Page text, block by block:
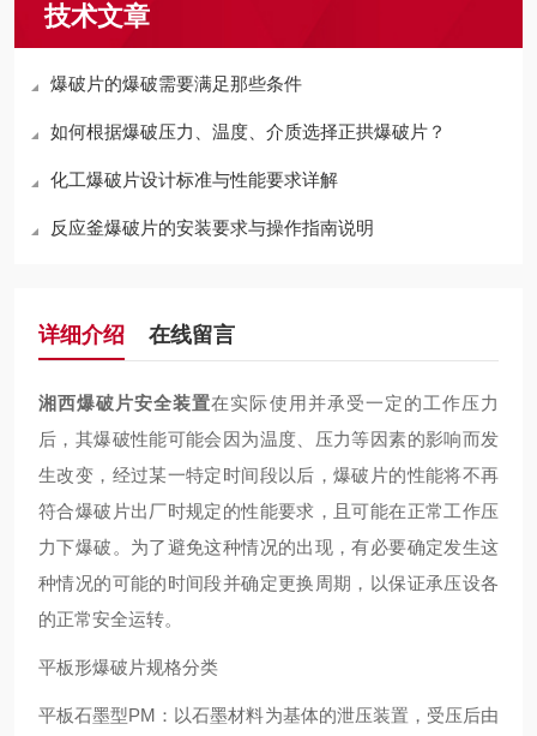
技术文章
爆破片的爆破需要满足那些条件
如何根据爆破压力、温度、介质选择正拱爆破片？
化工爆破片设计标准与性能要求详解
反应釜爆破片的安装要求与操作指南说明
详细介绍 在线留言
湘西爆破片安全装置在实际使用并承受一定的工作压力
后，其爆破性能可能会因为温度、压力等因素的影响而发
生改变，经过某一特定时间段以后，爆破片的性能将不再
符合爆破片出厂时规定的性能要求，且可能在正常工作压
力下爆破。为了避免这种情况的出现，有必要确定发生这
种情况的可能的时间段并确定更换周期，以保证承压设各
的正常安全运转。
平板形爆破片规格分类
平板石墨型PM：以石墨材料为基体的泄压装置，受压后由